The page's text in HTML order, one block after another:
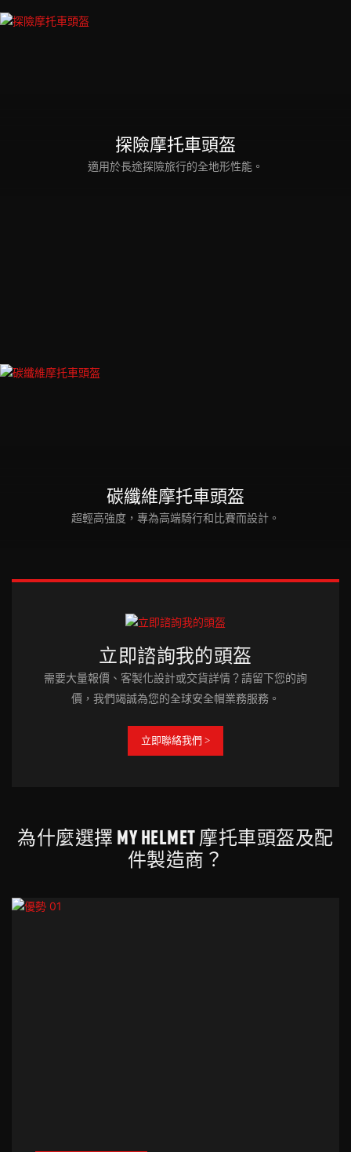
探險摩托車頭盔
適用於長途探險旅行的全地形性能。
碳纖維摩托車頭盔
超輕高強度，專為高端騎行和比賽而設計。
立即諮詢我的頭盔
需要大量報價、客製化設計或交貨詳情？請留下您的詢
價，我們竭誠為您的全球安全帽業務服務。
立即聯絡我們 >
為什麼選擇 MY HELMET 摩托車頭盔及配
件製造商？